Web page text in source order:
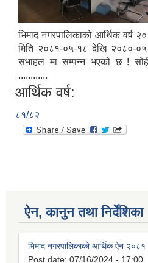
भिमाद नगरपालिकाको आर्थिक वर्ष
मिति २०८१-०५-१८ देखि २०८०-
सभाहल मा सम्पन्न भएको छ !
............
आर्थिक वर्ष:
८१/८२
ऐन, कानुन तथा निर्देशिका
भिमाद नगरपालिकाको आर्थिक ऐन २०८१
Post date: 07/16/2024 - 17:00